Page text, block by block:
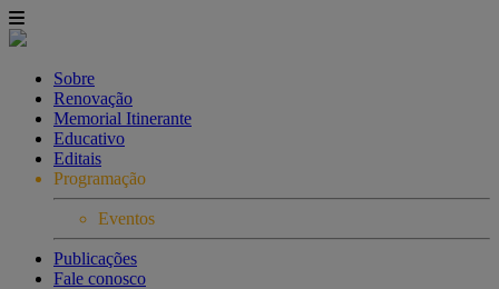
Sobre
Renovação
Memorial Itinerante
Educativo
Editais
Programação
Eventos
Publicações
Fale conosco